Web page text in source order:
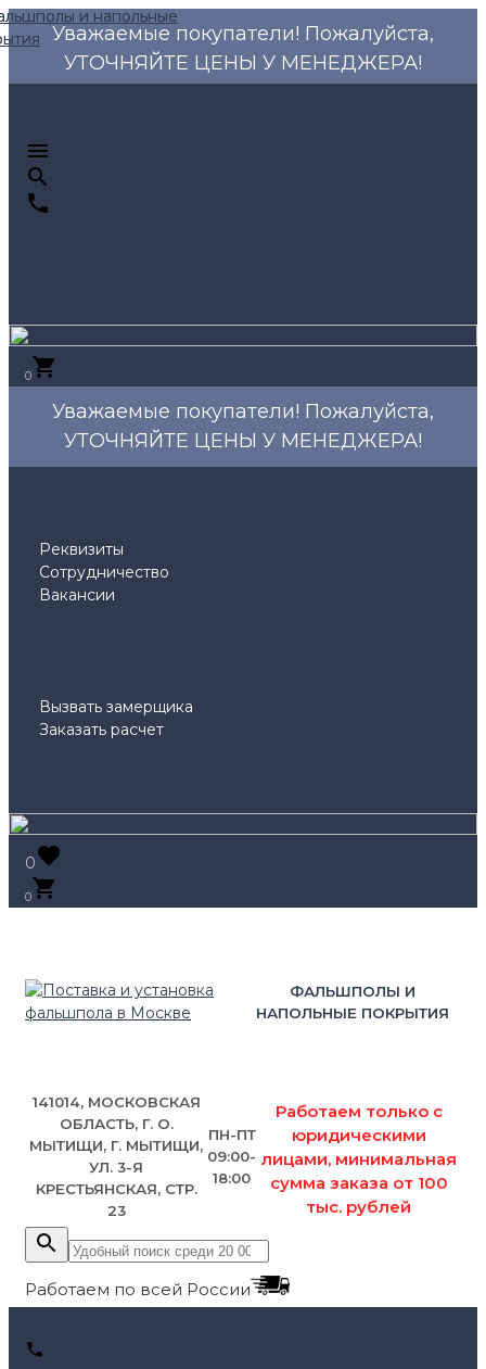
Уважаемые покупатели! Пожалуйста,
УТОЧНЯЙТЕ ЦЕНЫ У МЕНЕДЖЕРА!
0
Уважаемые покупатели! Пожалуйста,
УТОЧНЯЙТЕ ЦЕНЫ У МЕНЕДЖЕРА!
Реквизиты
Сотрудничество
Вакансии
Вызвать замерщика
Заказать расчет
0
0
ФАЛЬШПОЛЫ И
НАПОЛЬНЫЕ ПОКРЫТИЯ
141014, МОСКОВСКАЯ
ОБЛАСТЬ, Г. О.
МЫТИЩИ, Г. МЫТИЩИ,
УЛ. 3-Я
КРЕСТЬЯНСКАЯ, СТР.
23
ПН-ПТ
09:00-
18:00
Работаем только с
юридическими
лицами, минимальная
сумма заказа от 100
тыс. рублей
Работаем по всей России